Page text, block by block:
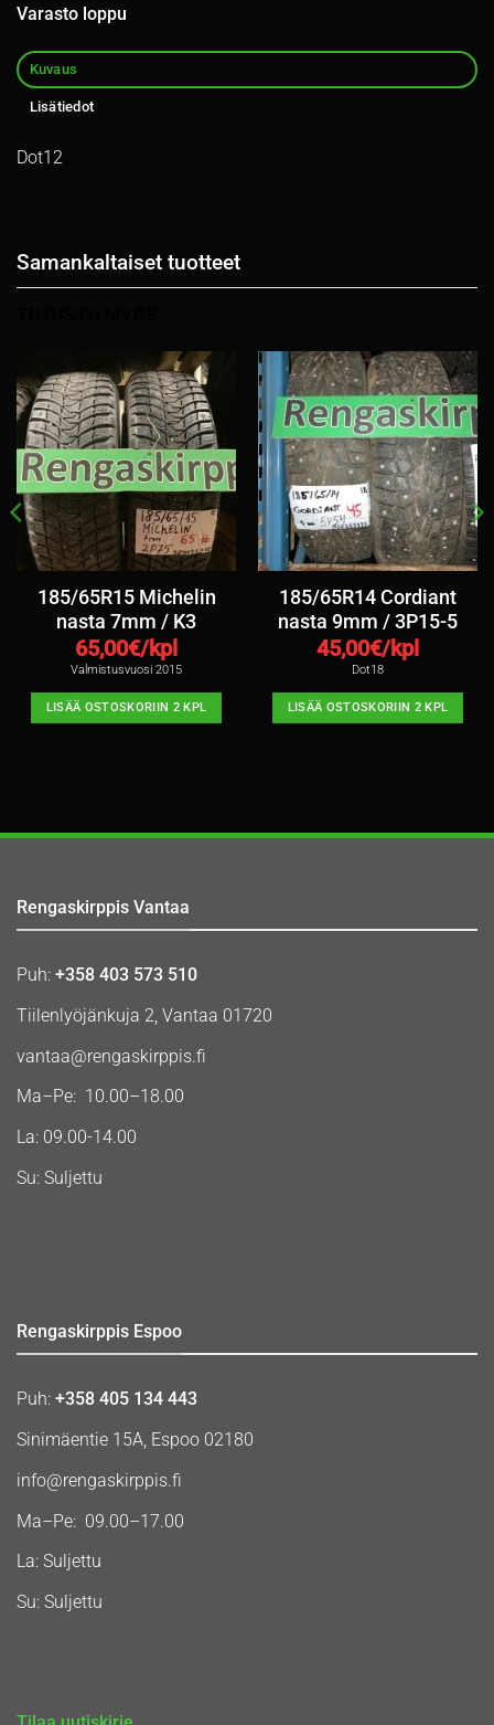
Varasto loppu
Kuvaus
Lisätiedot
Dot12
Samankaltaiset tuotteet
185/65R15 Michelin
nasta 7mm / K3
65,00€/kpl
Valmistusvuosi 2015
LISÄÄ OSTOSKORIIN 2 KPL
185/65R14 Cordiant
nasta 9mm / 3P15-5
45,00€/kpl
Dot18
LISÄÄ OSTOSKORIIN 2 KPL
Rengaskirppis Vantaa
Puh: +358 403 573 510
Tiilenlyöjänkuja 2, Vantaa 01720
vantaa@rengaskirppis.fi
Ma–Pe: 10.00–18.00
La: 09.00-14.00
Su: Suljettu
Rengaskirppis Espoo
Puh: +358 405 134 443
Sinimäentie 15A, Espoo 02180
info@rengaskirppis.fi
Ma–Pe: 09.00–17.00
La: Suljettu
Su: Suljettu